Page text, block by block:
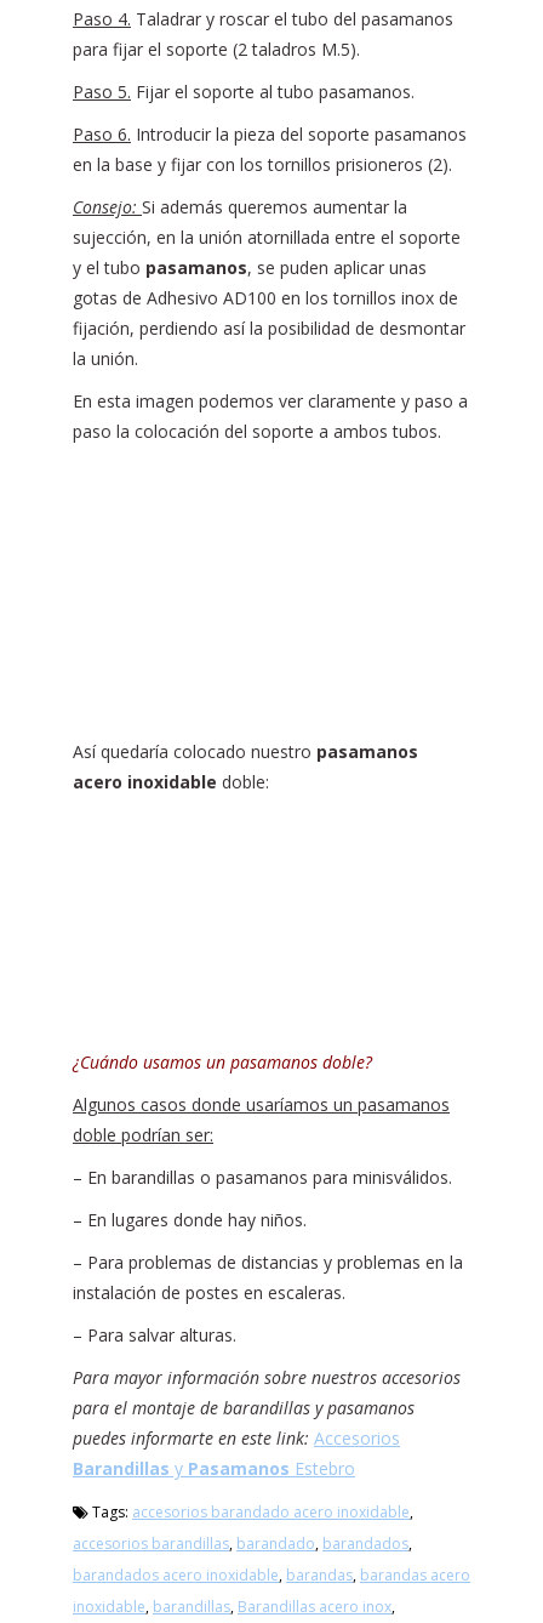
Paso 4. Taladrar y roscar el tubo del pasamanos
para fijar el soporte (2 taladros M.5).
Paso 5. Fijar el soporte al tubo pasamanos.
Paso 6. Introducir la pieza del soporte pasamanos
en la base y fijar con los tornillos prisioneros (2).
Consejo: Si además queremos aumentar la
sujección, en la unión atornillada entre el soporte
y el tubo pasamanos, se puden aplicar unas
gotas de Adhesivo AD100 en los tornillos inox de
fijación, perdiendo así la posibilidad de desmontar
la unión.
En esta imagen podemos ver claramente y paso a
paso la colocación del soporte a ambos tubos.
Así quedaría colocado nuestro pasamanos
acero inoxidable doble:
¿Cuándo usamos un pasamanos doble?
Algunos casos donde usaríamos un pasamanos
doble podrían ser:
– En barandillas o pasamanos para minisválidos.
– En lugares donde hay niños.
– Para problemas de distancias y problemas en la
instalación de postes en escaleras.
– Para salvar alturas.
Para mayor información sobre nuestros accesorios
para el montaje de barandillas y pasamanos
puedes informarte en este link: Accesorios
Barandillas y Pasamanos Estebro
Tags: accesorios barandado acero inoxidable,
accesorios barandillas, barandado, barandados,
barandados acero inoxidable, barandas, barandas acero
inoxidable, barandillas, Barandillas acero inox,